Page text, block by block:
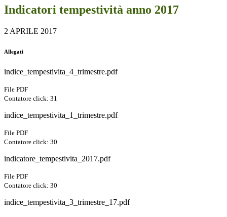
Indicatori tempestività anno 2017
2 APRILE 2017
Allegati
indice_tempestivita_4_trimestre.pdf
File PDF
Contatore click: 31
indice_tempestivita_1_trimestre.pdf
File PDF
Contatore click: 30
indicatore_tempestivita_2017.pdf
File PDF
Contatore click: 30
indice_tempestivita_3_trimestre_17.pdf